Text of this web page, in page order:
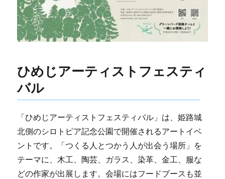
ひめじアーティストフェスティ
バル
「ひめじアーティストフェスティバル」は、姫路城
北側のシロトピア記念公園で開催されるアートイベ
ントです。「つくる人とつかう人が出会う場所」を
テーマに、木工、陶芸、ガラス、染革、金工、服な
どの作家が出展します。会場にはフードブースも並